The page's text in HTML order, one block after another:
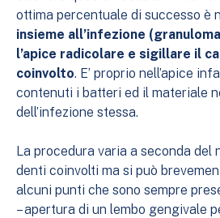
ottima percentuale di successo è
insieme all’infezione
l’apice radicolare e sigillare il
coinvolto. E’ proprio nell’apice
contenuti i batteri ed il materiale
dell’infezione stessa.
La procedura varia a seconda del
denti coinvolti ma si può
alcuni punti che sono sempre
– apertura di un lembo gengivale